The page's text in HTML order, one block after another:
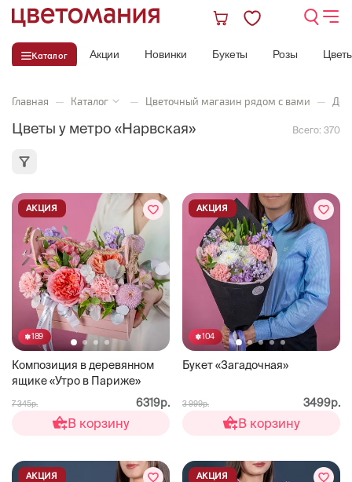
Каталог Акции Новинки Букеты Розы
Главная — Каталог — Цветочный магазин рядом с вами —
Цветы у метро «Нарвская» Всего: 370
189
Композиция в деревянном
ящике «Утро в Париже»
АКЦИЯ
7 345р. 6319р.
В корзину
104
Букет «Загадочная»
АКЦИЯ
3 999р. 3499р.
В корзину
АКЦИЯ АКЦИЯ